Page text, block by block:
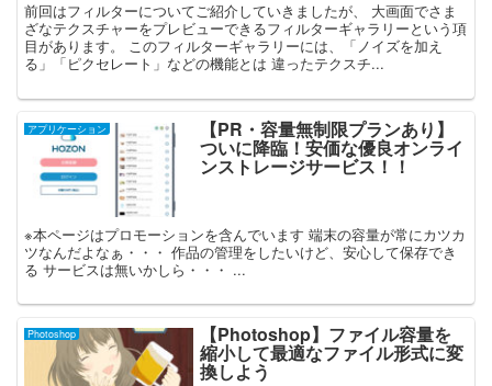
前回はフィルターについてご紹介していきましたが、 大画面でさま
ざなテクスチャーをプレビューできるフィルターギャラリーという項
目があります。 このフィルターギャラリーには、「ノイズを加え
る」「ピクセレート」などの機能とは 違ったテクスチ...
アプリケーション 【PR・容量無制限プランあり】
ついに降臨！安価な優良オンライ
ンストレージサービス！！
※本ページはプロモーションを含んでいます 端末の容量が常にカツカ
ツなんだよなぁ・・・ 作品の管理をしたいけど、安心して保存でき
る サービスは無いかしら・・・ ...
Photoshop 【Photoshop】ファイル容量を
縮小して最適なファイル形式に変
換しよう